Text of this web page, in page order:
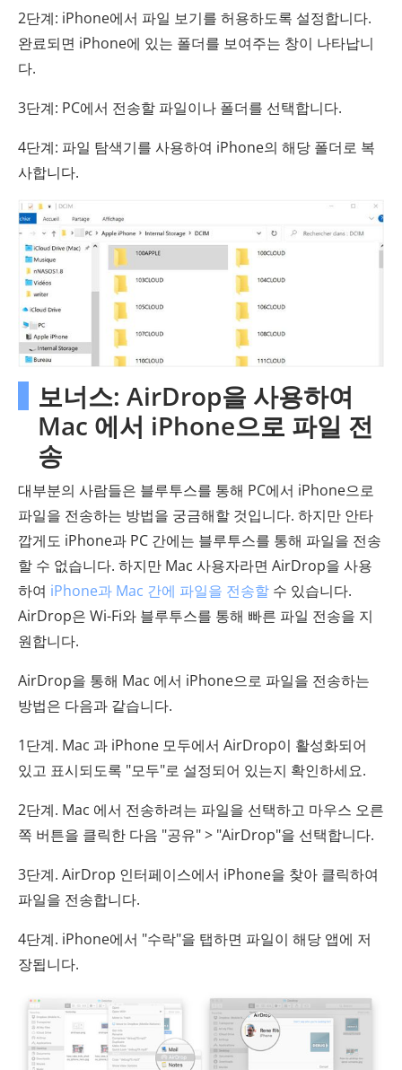
2단계: iPhone에서 파일 보기를 허용하도록 설정합니다.
완료되면 iPhone에 있는 폴더를 보여주는 창이 나타납니
다.
3단계: PC에서 전송할 파일이나 폴더를 선택합니다.
4단계: 파일 탐색기를 사용하여 iPhone의 해당 폴더로 복
사합니다.
보너스: AirDrop을 사용하여
Mac 에서 iPhone으로 파일 전
송
대부분의 사람들은 블루투스를 통해 PC에서 iPhone으로
파일을 전송하는 방법을 궁금해할 것입니다. 하지만 안타
깝게도 iPhone과 PC 간에는 블루투스를 통해 파일을 전송
할 수 없습니다. 하지만 Mac 사용자라면 AirDrop을 사용
하여 iPhone과 Mac 간에 파일을 전송할 수 있습니다.
AirDrop은 Wi-Fi와 블루투스를 통해 빠른 파일 전송을 지
원합니다.
AirDrop을 통해 Mac 에서 iPhone으로 파일을 전송하는
방법은 다음과 같습니다.
1단계. Mac 과 iPhone 모두에서 AirDrop이 활성화되어
있고 표시되도록 "모두"로 설정되어 있는지 확인하세요.
2단계. Mac 에서 전송하려는 파일을 선택하고 마우스 오른
쪽 버튼을 클릭한 다음 "공유" > "AirDrop"을 선택합니다.
3단계. AirDrop 인터페이스에서 iPhone을 찾아 클릭하여
파일을 전송합니다.
4단계. iPhone에서 "수락"을 탭하면 파일이 해당 앱에 저
장됩니다.